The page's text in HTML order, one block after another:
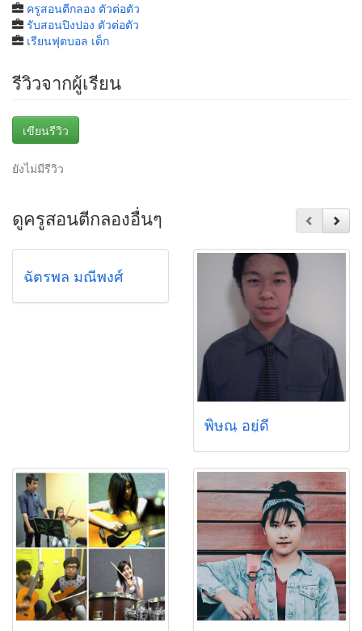
ครูสอนตีกลอง ตัวต่อตัว
รับสอนปิงปอง ตัวต่อตัว
เรียนฟุตบอล เด็ก
รีวิวจากผู้เรียน
เขียนรีวิว
ยังไม่มีรีวิว
ดูครูสอนตีกลองอื่นๆ
ฉัตรพล มณีพงศ์
พิษณุ อยู่ดี